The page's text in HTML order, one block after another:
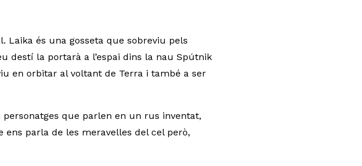
Laika és una gosseta que sobreviu pels
destí la portarà a l’espai dins la nau Spútnik
en orbitar al voltant de Terra i també a ser
que parlen en un rus inventat,
ens parla de les meravelles del cel però,